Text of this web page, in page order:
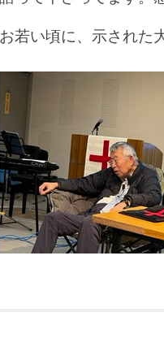
お若い頃に、示された